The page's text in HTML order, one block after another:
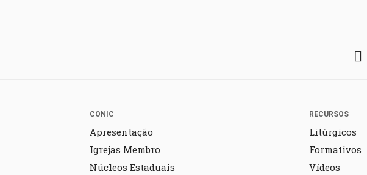
CONIC
Apresentação
Igrejas Membro
Núcleos Estaduais
RECURSOS
Litúrgicos
Formativos
Vídeos